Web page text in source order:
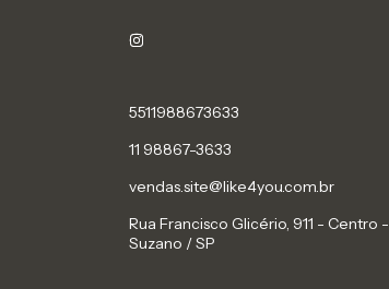
5511988673633
11 98867-3633
vendas.site@like4you.com.br
Rua Francisco Glicério, 911 - Centro -
Suzano / SP